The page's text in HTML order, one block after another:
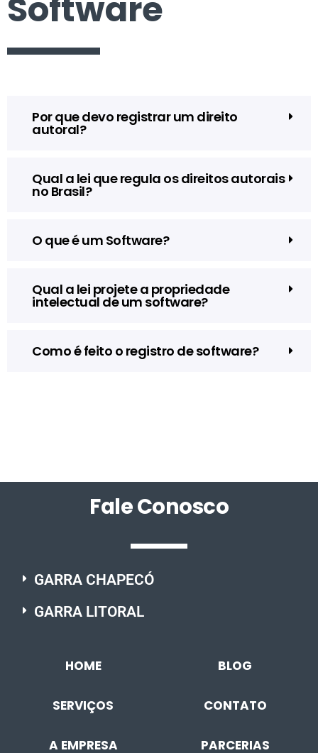
Software
Por que devo registrar um direito
autoral?
Qual a lei que regula os direitos autorais
no Brasil?
O que é um Software?
Qual a lei projete a propriedade
intelectual de um software?
Como é feito o registro de software?
Fale Conosco
GARRA CHAPECÓ
GARRA LITORAL
HOME
SERVIÇOS
A EMPRESA
BLOG
CONTATO
PARCERIAS